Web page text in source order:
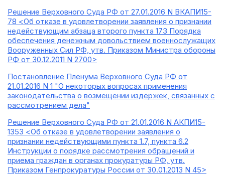
Решение Верховного Суда РФ от 27.01.2016 N ВКАПИ15-
78 <Об отказе в удовлетворении заявления о признании
недействующим абзаца второго пункта 173 Порядка
обеспечения денежным довольствием военнослужащих
Вооруженных Сил РФ, утв. Приказом Министра обороны
РФ от 30.12.2011 N 2700>
Постановление Пленума Верховного Суда РФ от
21.01.2016 N 1 "О некоторых вопросах применения
законодательства о возмещении издержек, связанных с
рассмотрением дела"
Решение Верховного Суда РФ от 21.01.2016 N АКПИ15-
1353 <Об отказе в удовлетворении заявления о
признании недействующими пункта 1.7, пункта 6.2
Инструкции о порядке рассмотрения обращений и
приема граждан в органах прокуратуры РФ, утв.
Приказом Генпрокуратуры России от 30.01.2013 N 45>